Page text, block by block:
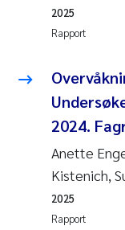
Elianne
Froukje
Jan-Erik
Jens Vedal
Louise
Rapport
2025
2024.
Anette
Kistenich,
Rapport
2025